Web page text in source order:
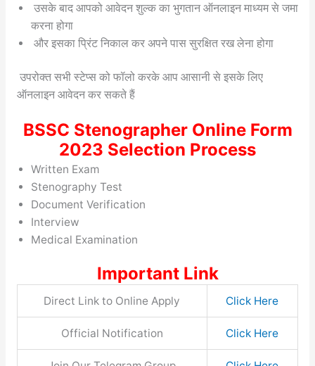
उसके बाद आपको आवेदन शुल्क का भुगतान ऑनलाइन माध्यम से जमा
करना होगा
और इसका प्रिंट निकाल कर अपने पास सुरक्षित रख लेना होगा
उपरोक्त सभी स्टेप्स को फॉलो करके आप आसानी से इसके लिए
ऑनलाइन आवेदन कर सकते हैं
BSSC Stenographer Online Form
2023 Selection Process
Written Exam
Stenography Test
Document Verification
Interview
Medical Examination
Important Link
Direct Link to Online Apply Click Here
Official Notification Click Here